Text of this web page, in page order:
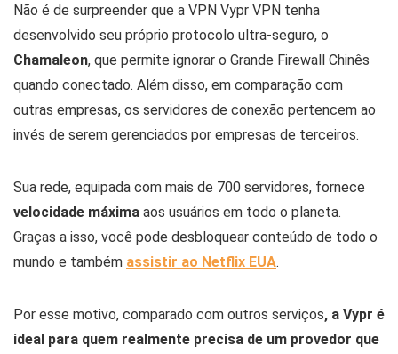
Não é de surpreender que a VPN Vypr VPN tenha
desenvolvido seu próprio protocolo ultra-seguro, o
Chamaleon, que permite ignorar o Grande Firewall Chinês
quando conectado. Além disso, em comparação com
outras empresas, os servidores de conexão pertencem ao
invés de serem gerenciados por empresas de terceiros.
Sua rede, equipada com mais de 700 servidores, fornece
velocidade máxima aos usuários em todo o planeta.
Graças a isso, você pode desbloquear conteúdo de todo o
mundo e também assistir ao Netflix EUA.
Por esse motivo, comparado com outros serviços, a Vypr é
ideal para quem realmente precisa de um provedor que